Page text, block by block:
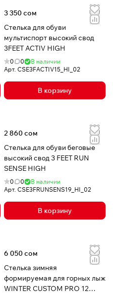
3 350 сом
Стелька для обуви
мультиспорт высокий свод
3FEET ACTIV HIGH
0 0
В наличии
Арт. CSE3FACTIV15_HI_02
В корзину
2 860 сом
Стелька для обуви беговые
высокий свод 3 FEET RUN
SENSE HIGH
0 0
В наличии
Арт. CSE3FRUNSENS19_HI_02
В корзину
6 050 сом
Стелька зимняя
формируемая для горных лыж
WINTER CUSTOM PRO 12